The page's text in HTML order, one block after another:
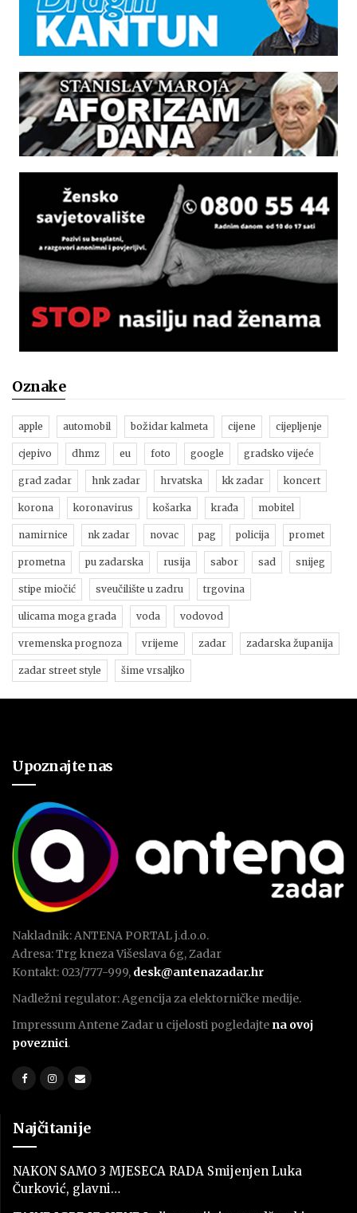
Oznake
apple automobil božidar kalmeta cijene cijepljenje
cjepivo dhmz eu foto google gradsko vijeće
grad zadar hnk zadar hrvatska kk zadar koncert
korona koronavirus košarka krađa mobitel
namirnice nk zadar novac pag policija promet
prometna pu zadarska rusija sabor sad snijeg
stipe miočić sveučilište u zadru trgovina
ulicama moga grada voda vodovod
vremenska prognoza vrijeme zadar zadarska županija
zadar street style šime vrsaljko
Upoznajte nas
Nakladnik: ANTENA PORTAL j.d.o.o.
Adresa: Trg kneza Višeslava 6g, Zadar
Kontakt: 023/777-999, desk@antenazadar.hr
Nadležni regulator: Agencija za elektorničke medije.
Impressum Antene Zadar u cijelosti pogledajte na ovoj
poveznici.
Najčitanije
NAKON SAMO 3 MJESECA RADA Smijenjen Luka
Čurković, glavni…